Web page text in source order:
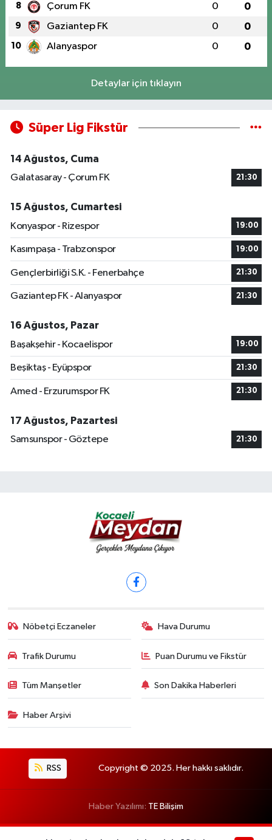
8 Çorum FK 0 0
9 Gaziantep FK 0 0
10 Alanyaspor 0 0
Detaylar için tıklayın
Süper Lig Fikstür
14 Ağustos, Cuma
Galatasaray - Çorum FK
21:30
15 Ağustos, Cumartesi
Konyaspor - Rizespor
19:00
Kasımpaşa - Trabzonspor 19:00
Gençlerbirliği S.K. - Fenerbahçe 21:30
Gaziantep FK - Alanyaspor 21:30
16 Ağustos, Pazar
Başakşehir - Kocaelispor
19:00
Beşiktaş - Eyüpspor 21:30
Amed - Erzurumspor FK 21:30
17 Ağustos, Pazartesi
Samsunspor - Göztepe
21:30
Nöbetçi Eczaneler Hava Durumu
Trafik Durumu Puan Durumu ve Fikstür
Tüm Manşetler Son Dakika Haberleri
Haber Arşivi
RSS Copyright © 2025. Her hakkı saklıdır.
Haber Yazılımı: TE Bilişim